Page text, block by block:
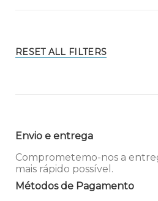
RESET ALL FILTERS
Envio e entrega
Comprometemo-nos a
mais rápido possível.
Métodos de Pagamento